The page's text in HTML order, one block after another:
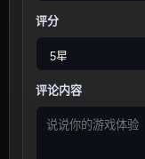
评分
评论内容